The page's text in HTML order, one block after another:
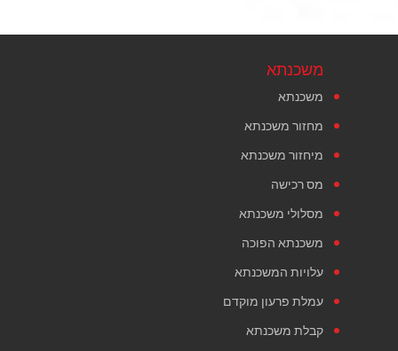
משכנתא
משכנתא
מחזור משכנתא
מיחזור משכנתא
מס רכישה
מסלולי משכנתא
משכנתא הפוכה
עלויות המשכנתא
עמלת פרעון מוקדם
קבלת משכנתא